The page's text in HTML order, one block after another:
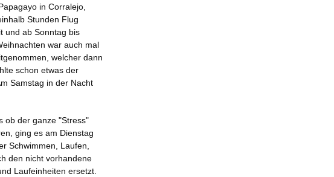
in Corralejo,
Stunden Flug
und ab Sonntag bis
war auch mal
welcher dann
schon etwas der
Samstag in der Nacht
ob der ganze "Stress"
ging es am Dienstag
Schwimmen, Laufen,
den nicht vorhandene
Laufeinheiten ersetzt.